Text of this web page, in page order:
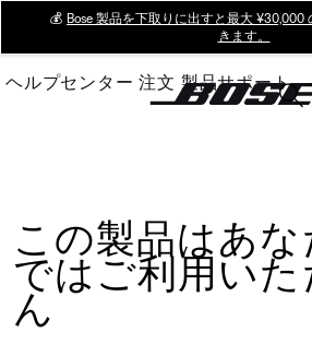
Main
💰 Bose 製品を下取りに出すと最大 ¥30,000
きます。
ヘルプセンター 注文 製品サポート
この製品はあ
ではご利用い
ん